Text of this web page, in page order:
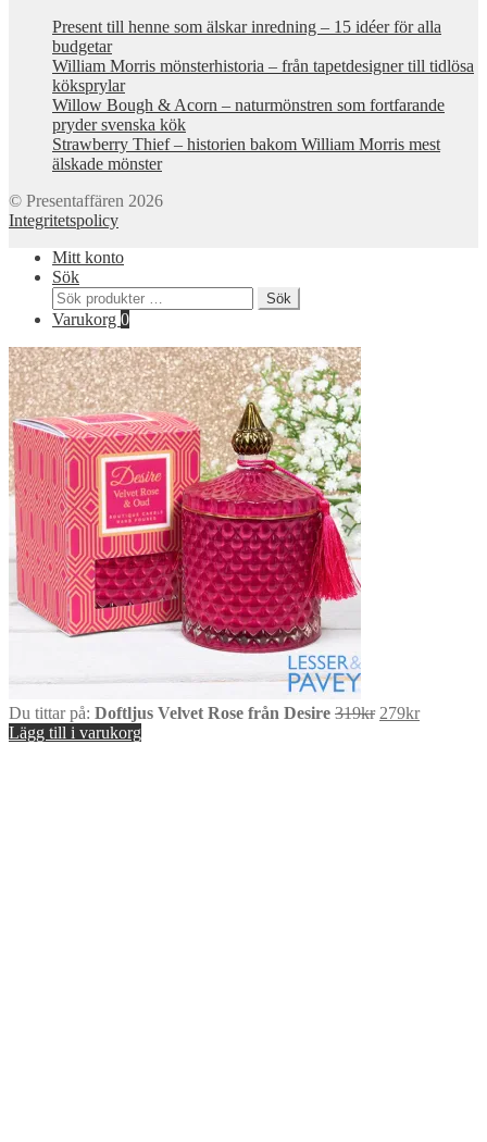
Present till henne som älskar inredning – 15 idéer för alla
budgetar
William Morris mönsterhistoria – från tapetdesigner till tidlösa
köksprylar
Willow Bough & Acorn – naturmönstren som fortfarande
pryder svenska kök
Strawberry Thief – historien bakom William Morris mest
älskade mönster
© Presentaffären 2026
Integritetspolicy
Mitt konto
Sök
Sök
efter:
Sök
Varukorg 0
Du tittar på: Doftljus Velvet Rose från Desire 319kr Det
279krDet
Lägg till i varukorg